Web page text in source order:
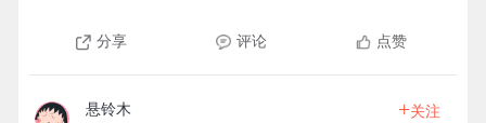
分享 评论 点赞
悬铃木 +关注